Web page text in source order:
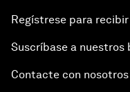
Regístrese para
Suscríbase a nuestros
Contacte con nosotros